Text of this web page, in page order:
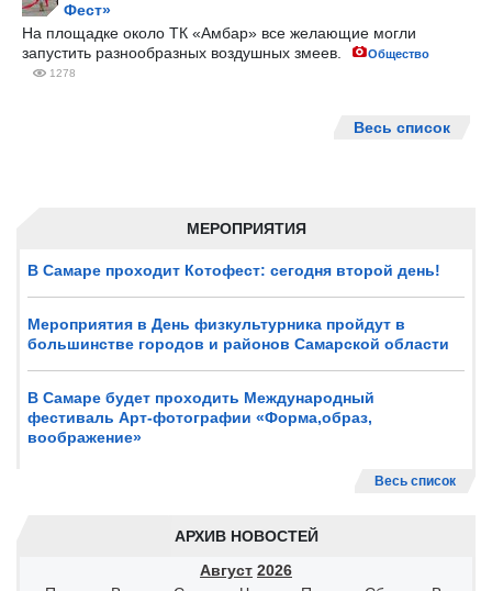
МЕРОПРИЯТИЯ
В Самаре проходит Котофест: сегодня второй день!
Мероприятия в День физкультурника пройдут в
большинстве городов и районов Самарской области
В Самаре будет проходить Международный
фестиваль Арт-фотографии «Форма,образ,
воображение»
Весь список
АРХИВ НОВОСТЕЙ
Август 2026
Фест»
На площадке около ТК «Амбар» все желающие могли
запустить разнообразных воздушных змеев.
Общество
1278
Весь список